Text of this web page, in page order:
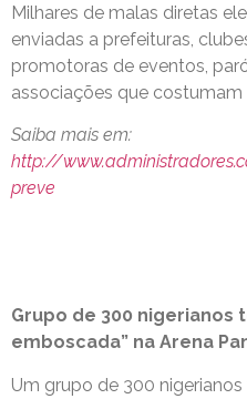
Milhares de malas diretas
enviadas a prefeituras,
promotoras de eventos,
associações que costumam
Saiba mais em:
http://
preve
Grupo de 300 nigerianos
emboscada” na Arena
Um grupo de 300